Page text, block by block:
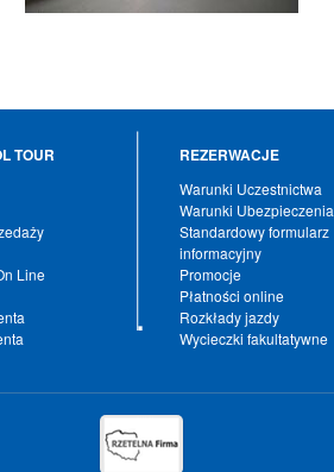
TOUR
Line
REZERWACJE
Warunki Uczestnictwa
Warunki Ubezpieczenia
Standardowy formularz
informacyjny
Promocje
Płatności online
Rozkłady jazdy
Wycieczki fakultatywne